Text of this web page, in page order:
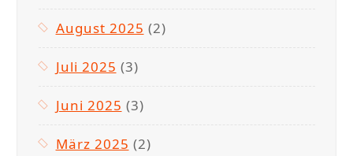
August 2025 (2)
Juli 2025 (3)
Juni 2025 (3)
März 2025 (2)